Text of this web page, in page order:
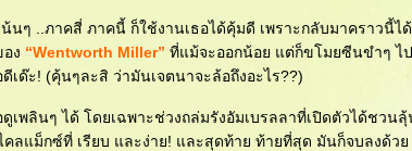
น้นๆ ..ภาคสี่ ภาคนี้ ก็ใช้งานเธอได้คุ้มดี เพราะกลับมาคราวนี้ไ
ง “Wentworth Miller” ที่แม้จะออกน้อย แต่ก็ขโมยซีนขำๆ ไ
เด๊ะ! (คุ้นๆละสิ ว่ามันเจตนาจะล้อถึงอะไร??)
พลินๆ ได้ โดยเฉพาะช่วงถล่มรังอัมเบรลลาที่เปิดตัวได้ชวน
ลแม็กซ์ที่ เรียบ และง่าย! และสุดท้าย ท้ายที่สุด มันก็จบลงด้ว